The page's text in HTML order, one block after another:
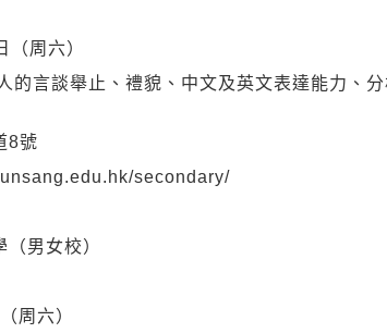
周六）
的言談舉止、禮貌、中文及英文表達能力、
8號
secondary/
男女校）
周六）